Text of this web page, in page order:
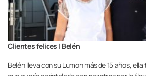
Clientes felices | Belén
Belén lleva con su Lumon más de 15 años,